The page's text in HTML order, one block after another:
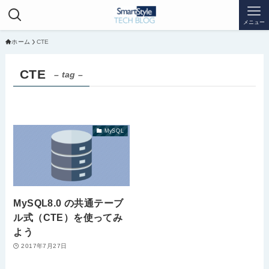
メニュー
ホーム CTE
CTE – tag –
MySQL
MySQL8.0 の共通テーブ
ル式（CTE）を使ってみ
よう
2017年7月27日